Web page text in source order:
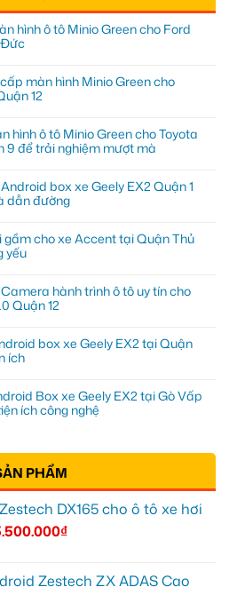
hình ô tô Minio Green cho Ford
Đức
màn hình Minio Green cho
12
hình ô tô Minio Green cho Toyota
9 để trải nghiệm mượt mà
box xe Geely EX2 Quận 1
dẫn đường
gầm cho xe Accent tại Quận Thủ
yếu
hành trình ô tô uy tín cho
Quận 12
box xe Geely EX2 tại Quận
ích
Box xe Geely EX2 tại Gò Vấp
ích công nghệ
PHẨM
DX165 cho ô tô xe hơi
₫
Zestech ZX ADAS Cao